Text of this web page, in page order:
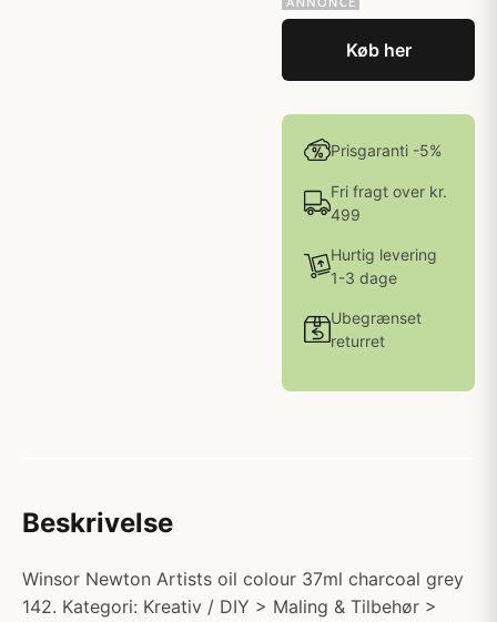
Køb her
Prisgaranti -5%
Fri fragt over kr.
499
Hurtig levering
1-3 dage
Ubegrænset
returret
Beskrivelse
Winsor Newton Artists oil colour 37ml charcoal grey
142. Kategori: Kreativ / DIY > Maling & Tilbehør >